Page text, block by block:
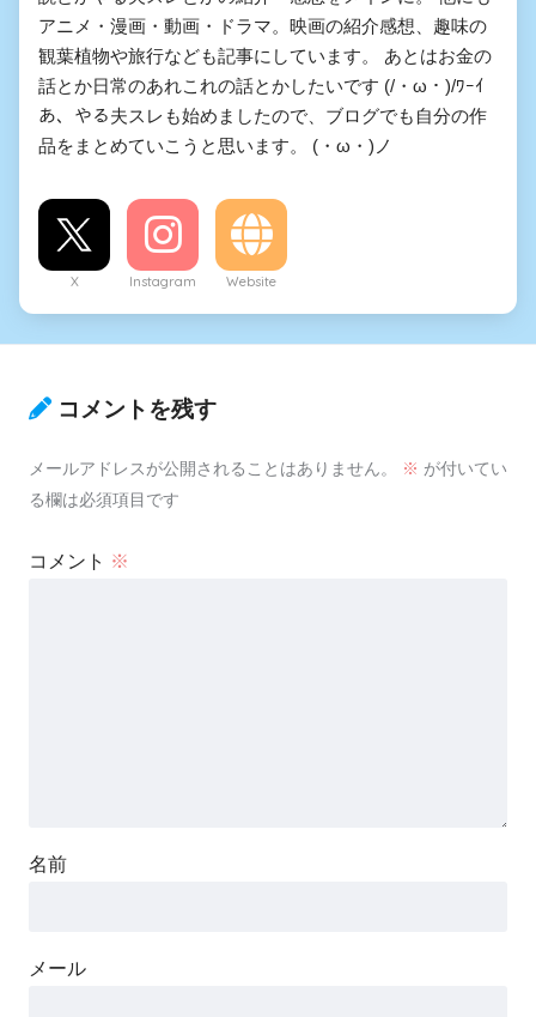
アニメ・漫画・動画・ドラマ。映画の紹介感想、趣味の
観葉植物や旅行なども記事にしています。 あとはお金の
話とか日常のあれこれの話とかしたいです (/・ω・)/ﾜｰｲ
あ、やる夫スレも始めましたので、ブログでも自分の作
品をまとめていこうと思います。 (・ω・)ノ
X Instagram Website
コメントを残す
メールアドレスが公開されることはありません。 ※ が付いてい
る欄は必須項目です
コメント ※
名前
メール